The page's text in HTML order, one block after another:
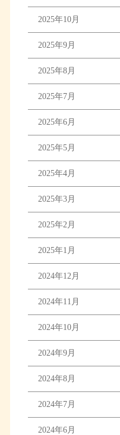
2025年10月
2025年9月
2025年8月
2025年7月
2025年6月
2025年5月
2025年4月
2025年3月
2025年2月
2025年1月
2024年12月
2024年11月
2024年10月
2024年9月
2024年8月
2024年7月
2024年6月